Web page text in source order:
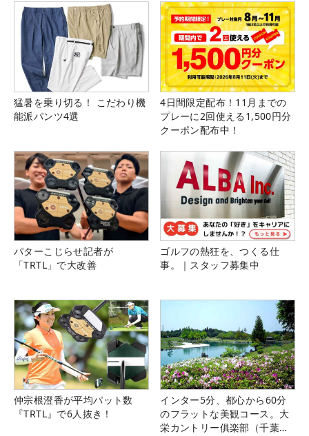
猛暑を乗り切る！ こだわり機
能派パンツ4選
4日間限定配布！11月までの
プレーに2回使える1,500円分
クーポン配布中！
パターこじらせ記者が
「TRTL」で大改善
ゴルフの熱狂を、つくる仕
事。｜スタッフ募集中
仲宗根澄香が平均パット数
『TRTL』で6人抜き！
インター5分、都心から60分
のフラットな美観コース。大
栄カントリー俱楽部（千葉